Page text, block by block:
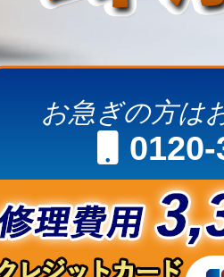
お急ぎの方は